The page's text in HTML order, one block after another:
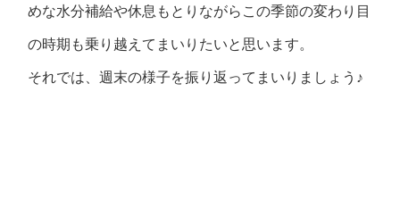
めな水分補給や休息もとりながらこの季節の変わり目
の時期も乗り越えてまいりたいと思います。
それでは、週末の様子を振り返ってまいりましょう♪